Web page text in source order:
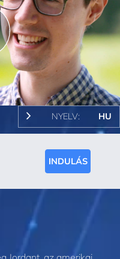
NYELV: HU
INDULÁS